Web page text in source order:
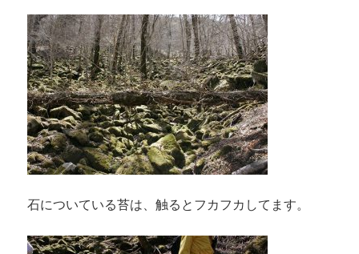
石についている苔は、触るとフカフカしてます。